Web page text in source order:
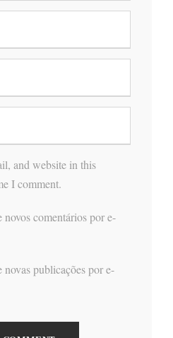
and website in this
I comment.
comentários por e-
publicações por e-